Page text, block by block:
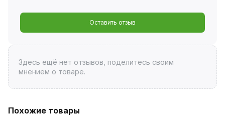
Оставить отзыв
Здесь ещё нет отзывов, поделитесь своим
мнением о товаре.
Похожие товары